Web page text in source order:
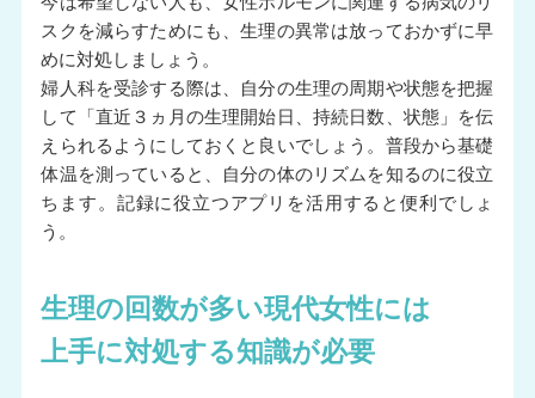
スクを減らすためにも、生理の異常は放っておかずに早
めに対処しましょう。
婦人科を受診する際は、自分の生理の周期や状態を把握
して「直近３ヵ月の生理開始日、持続日数、状態」を伝
えられるようにしておくと良いでしょう。普段から基礎
体温を測っていると、自分の体のリズムを知るのに役立
ちます。記録に役立つアプリを活用すると便利でしょ
う。
生理の回数が多い現代女性には
上手に対処する知識が必要